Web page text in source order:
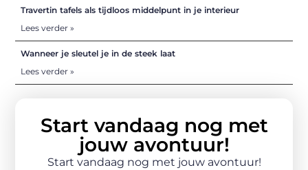
Travertin tafels als tijdloos middelpunt in je interieur
Lees verder »
Wanneer je sleutel je in de steek laat
Lees verder »
Start vandaag nog met
jouw avontuur!
Start vandaag nog met jouw avontuur!